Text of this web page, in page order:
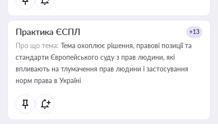
Практика ЄСПЛ +13
Про що тема: Тема охоплює рішення, правові позиції та
стандарти Європейського суду з прав людини, які
впливають на тлумачення прав людини і застосування
норм права в Україні